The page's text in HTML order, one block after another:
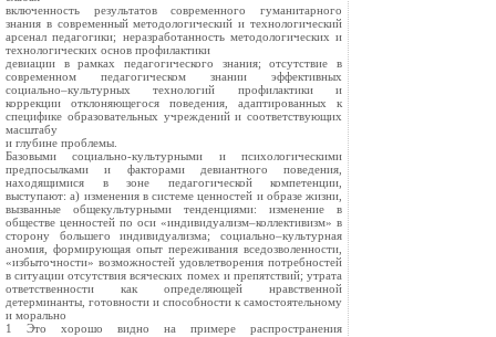
включенность результатов современного гуманитарного
знания в современный методологический и технологический
арсенал педагогики; неразработанность методологических и
технологических основ профилактики
девиации в рамках педагогического знания; отсутствие в
современном педагогическом знании эффективных
социально–культурных технологий профилактики и
коррекции отклоняющегося поведения, адаптированных к
специфике образовательных учреждений и соответствующих
масштабу
и глубине проблемы.
Базовыми социально-культурными и психологическими
предпосылками и факторами девиантного поведения,
находящимися в зоне педагогической компетенции,
выступают: а) изменения в системе ценностей и образе жизни,
вызванные общекультурными тенденциями: изменение в
обществе ценностей по оси «индивидуализм–коллективизм» в
сторону большего индивидуализма; социально–культурная
аномия, формирующая опыт переживания вседозволенности,
«избыточности» возможностей удовлетворения потребностей
в ситуации отсутствия всяческих помех и препятствий; утрата
ответственности как определяющей нравственной
детерминанты, готовности и способности к самостоятельному
и морально
1 Это хорошо видно на примере распространения